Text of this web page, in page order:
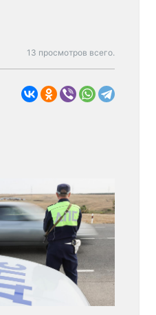
13 просмотров всего.